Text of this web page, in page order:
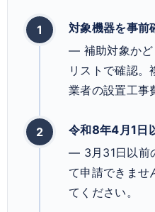
対象機器を事前
— 補助対象かど
リストで確認。
業者の設置工事
令和8年4月1日
— 3月31日以前
て申請できませ
てください。